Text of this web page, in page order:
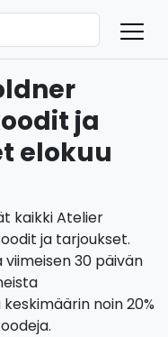
ja
elokuu
kaikki Atelier
ja tarjoukset.
30 päivän
noin 20%